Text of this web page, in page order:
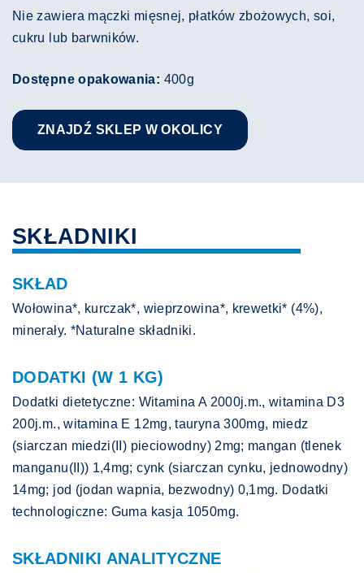
Nie zawiera mączki mięsnej, płatków zbożowych, soi,
cukru lub barwników.
Dostępne opakowania: 400g
ZNAJDŹ SKLEP W OKOLICY
SKŁADNIKI
SKŁAD
Wołowina*, kurczak*, wieprzowina*, krewetki* (4%),
minerały. *Naturalne składniki.
DODATKI (W 1 KG)
Dodatki dietetyczne: Witamina A 2000j.m., witamina D3
200j.m., witamina E 12mg, tauryna 300mg, miedz
(siarczan miedzi(II) pieciowodny) 2mg; mangan (tlenek
manganu(II)) 1,4mg; cynk (siarczan cynku, jednowodny)
14mg; jod (jodan wapnia, bezwodny) 0,1mg. Dodatki
technologiczne: Guma kasja 1050mg.
SKŁADNIKI ANALITYCZNE